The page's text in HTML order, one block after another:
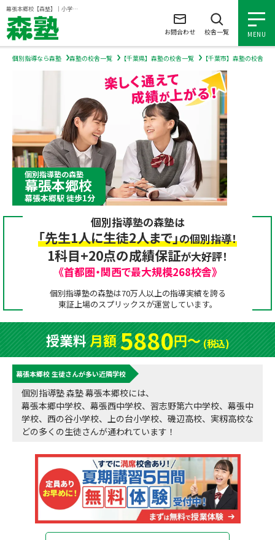
幕張本郷校【森塾】｜小学生・中学生・高校生の個別指導塾・学習塾
MENU
小学生の個別指導
中学生の個別指導
高校生の個別指導
森塾を知る
森塾を知る トップ
森塾の想い
成績アップをかなえる！森塾メソッド
森塾の授業料について
子と親のお悩み別！なぜ？どうして？森塾！
数字でなるほど！森塾
動画でわかる！森塾
入塾について
入塾について トップ
塾の選び方
入塾までの流れ
無料体験授業について
森塾のお得なキャンペーン・割引制度
よくあるご質問
お電話はこちら
0120-602-607
授業料等お問合わせはこちら
校舎一覧
お問合わせ 校舎一覧
個別指導なら森塾 森塾の校舎一覧 【千葉県】森塾の校舎一覧 【千葉市】森塾の校舎一覧
個別指導塾の森塾
幕張本郷校
幕張本郷駅 徒歩1分
個別指導塾の森塾は
「先生1人に生徒2人まで」の個別指導！
1科目+20点の成績保証が大好評！
《首都圏・関西で最大規模268校舎》
個別指導塾の森塾は70万人以上の指導実績を誇る
東証上場のスプリックスが運営しています。
授業料月額5880円〜(税込)
幕張本郷校 生徒さんが多い近隣学校
個別指導塾 森塾 幕張本郷校には、
幕張本郷中学校、幕張西中学校、習志野第六中学校、幕張中
学校、西の谷小学校、上の台小学校、磯辺高校、実籾高校な
どの多くの生徒さんが通われています！